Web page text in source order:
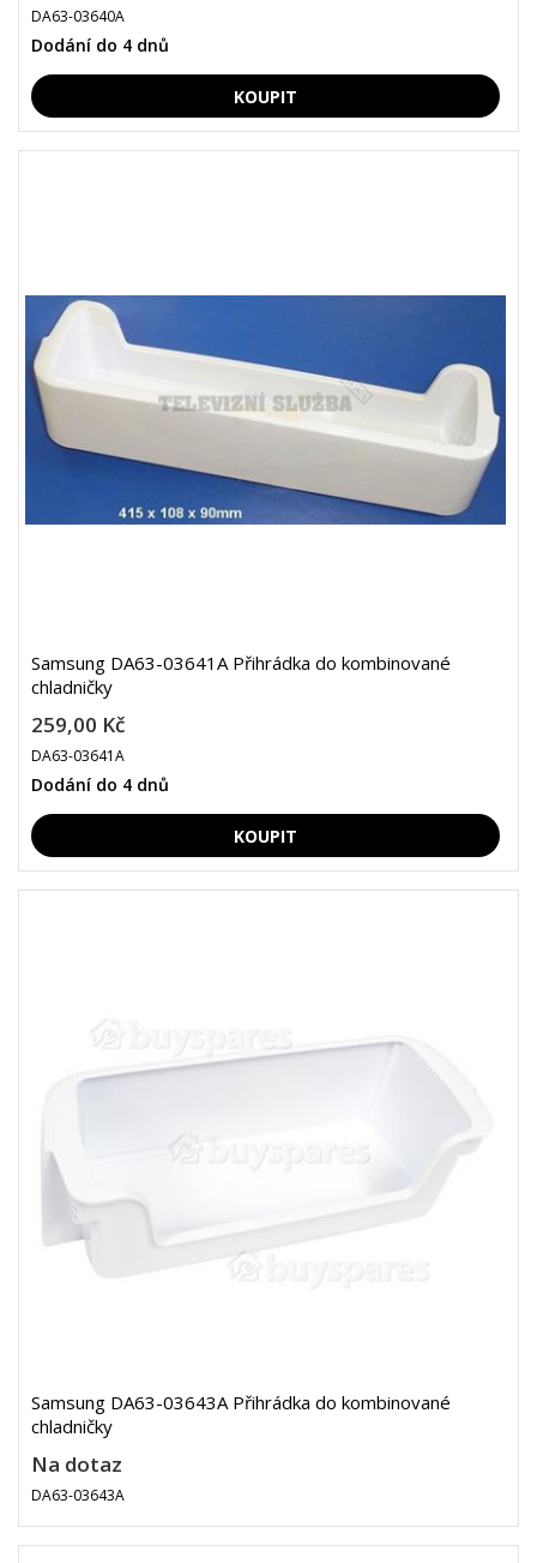
DA63-03640A
Dodání do 4 dnů
Samsung DA63-03641A Přihrádka do kombinované
chladničky
259,00 Kč
DA63-03641A
Dodání do 4 dnů
Samsung DA63-03643A Přihrádka do kombinované
chladničky
Na dotaz
DA63-03643A